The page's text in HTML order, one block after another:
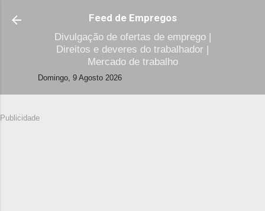
Avançar para o conteúdo principal
Feed de Empregos
Divulgação de ofertas de emprego |
Direitos e deveres do trabalhador |
Mercado de trabalho
Domingo, 9 Agosto 2026
Publicidade